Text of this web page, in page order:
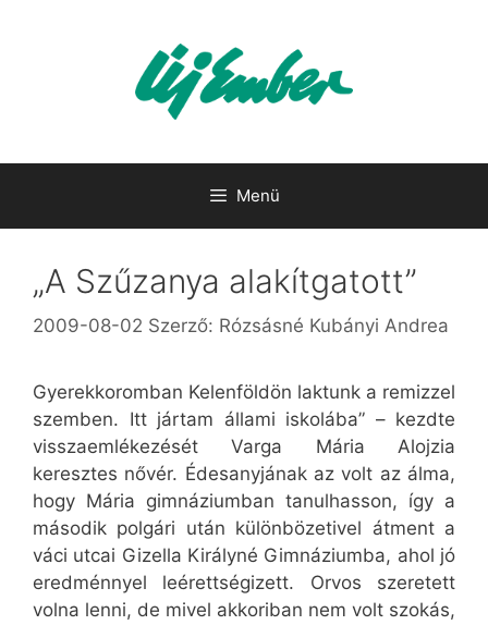
Menü
„A Szűzanya alakítgatott”
2009-08-02 Szerző: Rózsásné Kubányi Andrea
Gyerekkoromban Kelenföldön laktunk a remizzel
szemben. Itt jártam állami iskolába” – kezdte
visszaemlékezését Varga Mária Alojzia
keresztes nővér. Édesanyjának az volt az álma,
hogy Mária gimnáziumban tanulhasson, így a
második polgári után különbözetivel átment a
váci utcai Gizella Királyné Gimnáziumba, ahol jó
eredménnyel leérettségizett. Orvos szeretett
volna lenni, de mivel akkoriban nem volt szokás,